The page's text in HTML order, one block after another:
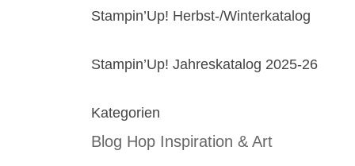
Stampin’Up! Herbst-/Winterkatalog
Stampin’Up! Jahreskatalog 2025-26
Kategorien
Blog Hop Inspiration & Art